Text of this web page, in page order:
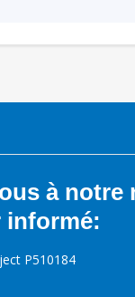
à notre
informé:
P510184